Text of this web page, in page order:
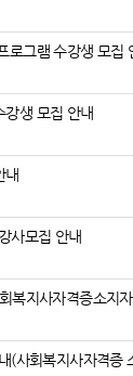
로그램 수강생 모집
강생 모집 안내
내
사모집 안내
복지사자격증소지
(사회복지사자격증